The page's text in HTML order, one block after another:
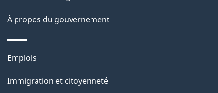
n
s
r
c
À propos du gouvernement
Thèmes
sujets
Emplois
Immigration et citoyenneté